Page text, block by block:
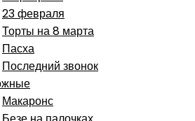
23 февраля
Торты на 8 марта
Пасха
Последний звонок
Макаронс